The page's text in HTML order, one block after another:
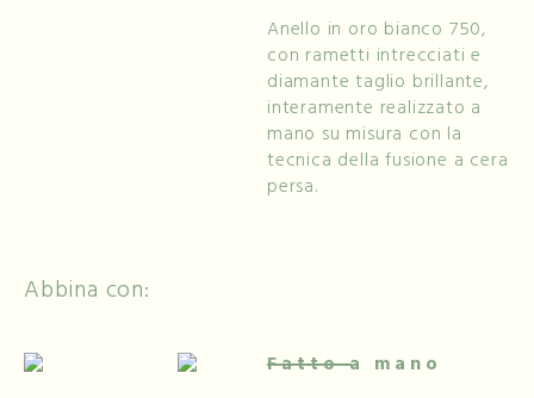
Anello in oro bianco 750,
con rametti intrecciati e
diamante taglio brillante,
interamente realizzato a
mano su misura con la
tecnica della fusione a cera
persa.
Abbina con:
Fatto a mano